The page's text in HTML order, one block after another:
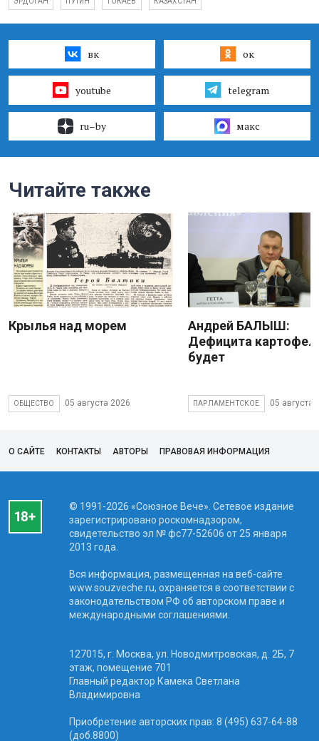
вк ок
youtube telegram
ru–by макс
Читайте также
Крылья над морем
ОБЩЕСТВО 05 августа 2026
Андрей БАЛЫШ:
Дефицита
будет
ПАРЛАМЕНТСКОЕ 05 августа
О САЙТЕ КОНТАКТЫ АВТОРЫ ПРАВОВАЯ ИНФОРМАЦИЯ
© 1991-2026 «Союзное Вече». Сетевое издание
зарегистрировано роскомнадзором,
свидетельство эл № фc77-52606 от 25 января
2013 года.
Вся информация, размещенная на веб-сайте
www.souzveche.ru, охраняется в соответствии с
законодательством РФ об авторском праве и
международными соглашениями.
127015, г. Москва, ул. Новодмитровская, д. 2Б, 7
этаж, помещение 701
Главный редактор Камека Светлана
Владимировна
Приобретение авторских прав: 8 (495) 637-64-88
(доб.8800)